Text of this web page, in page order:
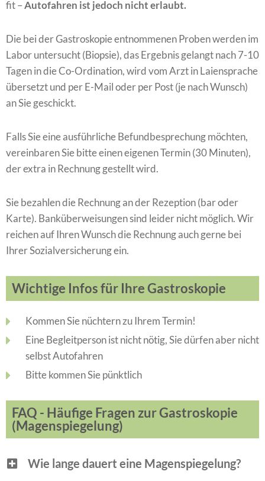
fit –Autofahren ist jedoch nicht erlaubt.
Die bei der Gastroskopie entnommenen Proben werden im
Labor untersucht (Biopsie), das Ergebnis gelangt nach 7-10
Tagen in die Co-Ordination, wird vom Arzt in Laiensprache
übersetzt und per E-Mail oder per Post (je nach Wunsch)
an Sie geschickt.
Falls Sie eine ausführliche Befundbesprechung möchten,
vereinbaren Sie bitte einen eigenen Termin (30 Minuten),
der extra in Rechnung gestellt wird.
Sie bezahlen die Rechnung an der Rezeption (bar oder
Karte). Banküberweisungen sind leider nicht möglich. Wir
reichen auf Ihren Wunsch die Rechnung auch gerne bei
Ihrer Sozialversicherung ein.
Wichtige Infos für Ihre Gastroskopie
Kommen Sie nüchtern zu Ihrem Termin!
Eine Begleitperson ist nicht nötig, Sie dürfen aber nicht
selbst Autofahren
Bitte kommen Sie pünktlich
FAQ - Häufige Fragen zur Gastroskopie
(Magenspiegelung)
Wie lange dauert eine Magenspiegelung?